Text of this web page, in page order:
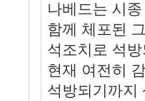
나베드는 시
함께 체포된
석조치로 석
현재 여전히
석방되기까지